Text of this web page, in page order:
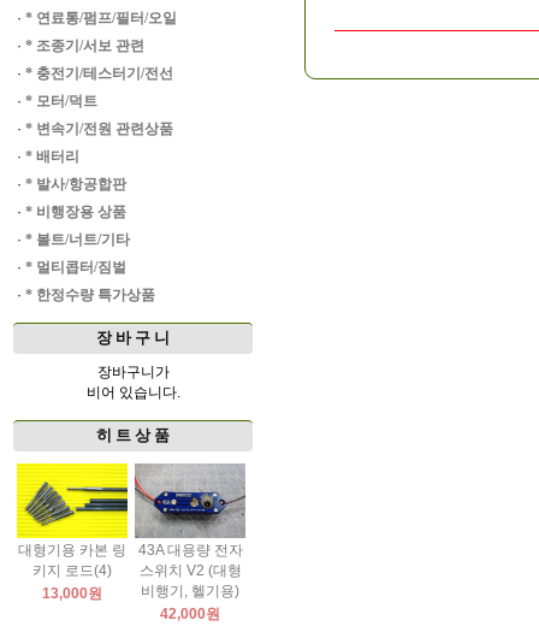
· * 연료통/펌프/필터/오일
· * 조종기/서보 관련
· * 충전기/테스터기/전선
· * 모터/덕트
· * 변속기/전원 관련상품
· * 배터리
· * 발사/항공합판
· * 비행장용 상품
· * 볼트/너트/기타
· * 멀티콥터/짐벌
· * 한정수량 특가상품
장 바 구 니
장바구니가
비어 있습니다.
히 트 상 품
대형기용 카본 링
키지 로드(4)
13,000원
43A 대용량 전자
스위치 V2 (대형
비행기, 헬기용)
42,000원